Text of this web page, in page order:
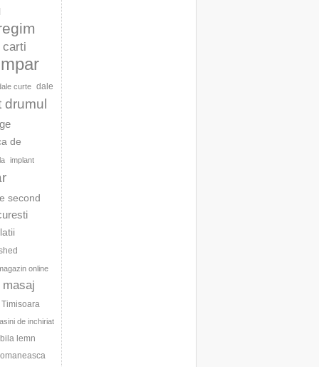
carti
curte dale
drumul
de
implant
second
online
masaj
de inchiriat
lemn